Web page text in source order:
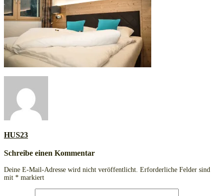
HUS23
Schreibe einen Kommentar
Deine E-Mail-Adresse wird nicht veröffentlicht. Erforderliche Felder sind
mit * markiert